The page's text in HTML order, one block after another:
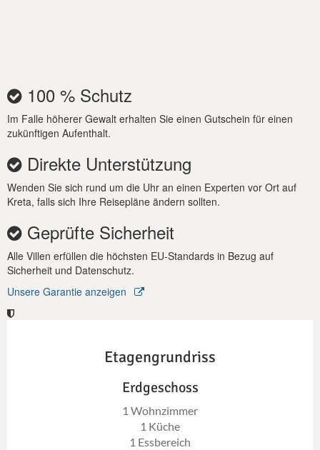
Esstisch im Freien schaffen die ideale Atmosphäre für
Mahlzeiten unter freiem Himmel inmitten der Natur.
Parkplätze stehen in der Nähe zur Verfügung.
Ob Sie Ruhe, Abenteuer oder einen Einblick in das
authentische kretische Leben suchen – die Villa Rogdia ist das
ideale Reiseziel. Erkunden Sie traditionelle Bergdörfer,
genießen Sie die lokale Küche in den nahegelegenen Tavernen
Sehenswürdigkeiten Südkretas – alles bequem von dieser
ruhigen und einladenden Villa aus erreichbar.
100 % Schutz
Im Falle höherer Gewalt erhalten Sie einen Gutschein für einen
zukünftigen Aufenthalt.
Direkte Unterstützung
Wenden Sie sich rund um die Uhr an einen Experten vor Ort auf
Kreta, falls sich Ihre Reisepläne ändern sollten.
Geprüfte Sicherheit
Alle Villen erfüllen die höchsten EU-Standards in Bezug auf
Sicherheit und Datenschutz.
Unsere Garantie anzeigen
Etagengrundriss
Erdgeschoss
1 Wohnzimmer
1 Küche
1 Essbereich